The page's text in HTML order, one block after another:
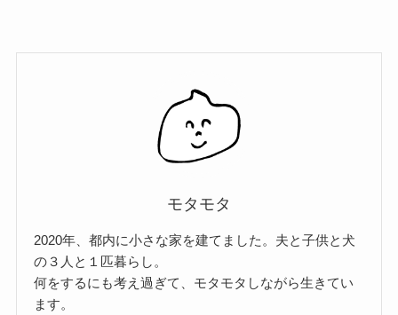
モタモタ
2020年、都内に小さな家を建てました。夫と子供と犬
の３人と１匹暮らし。
何をするにも考え過ぎて、モタモタしながら生きてい
ます。